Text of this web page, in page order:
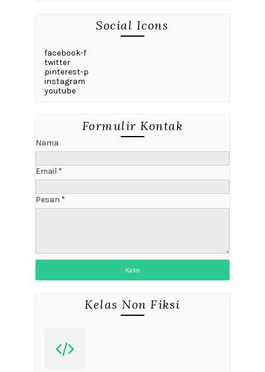
Social Icons
facebook-f
twitter
pinterest-p
instagram
youtube
Formulir Kontak
Nama
Email *
Pesan *
Kelas Non Fiksi